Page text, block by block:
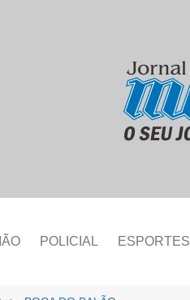
POLICIAL ESPORTES